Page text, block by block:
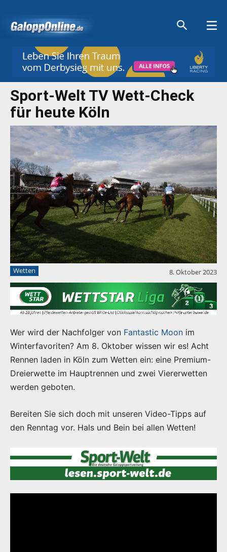
Sport-Welt TV Wett-Check
für heute Köln
Wetten 8. Oktober 2023
Wer wird der Nachfolger von Fantastic Moon im
Winterfavoriten? Am 8. Oktober wissen wir es! Acht
Rennen laden in Köln zum Wetten ein: eine Premium-
Dreierwette im Hauptrennen und zwei Viererwetten
werden geboten.
Bereiten Sie sich doch mit unseren Video-Tipps auf
den Renntag vor. Hals und Bein bei allen Wetten!